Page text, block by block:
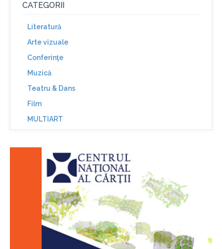
CATEGORII
Literatură
Arte vizuale
Conferinţe
Muzică
Teatru & Dans
Film
MULTIART